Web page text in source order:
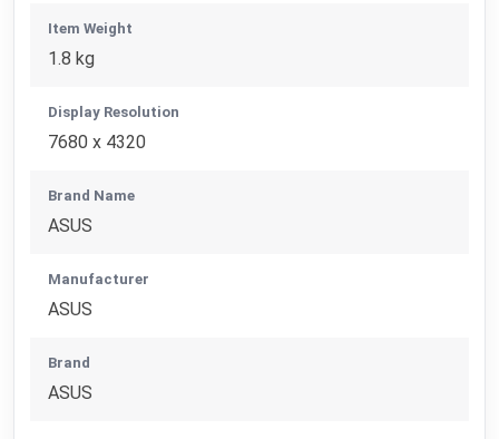
Item Weight
1.8 kg
Display Resolution
7680 x 4320
Brand Name
ASUS
Manufacturer
ASUS
Brand
ASUS